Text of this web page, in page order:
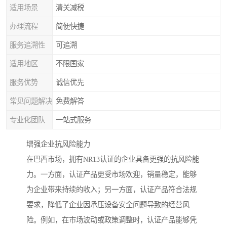
适用场景 清关减税
办理流程 简便快捷
服务追溯性 可追溯
适用地区 不限国家
服务优势 诚信优先
常见问题解决 免费解答
专业化团队 一站式服务
增强企业抗风险能力
在巴西市场，拥有NR13认证的企业具备更强的抗风险能
力。一方面，认证产品更受市场欢迎，销量稳定，能够
为企业带来持续的收入；另一方面，认证产品符合法规
要求，降低了企业因承压设备安全问题导致的经营风
险。例如，在市场波动或政策调整时，认证产品能够凭